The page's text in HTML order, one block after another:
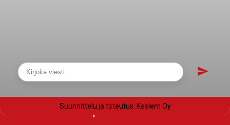
Näytä sivukartta